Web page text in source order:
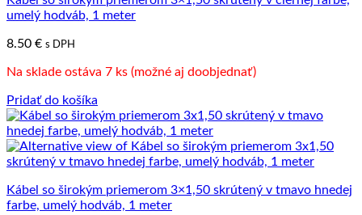
umelý hodváb, 1 meter
8.50 € s DPH
Na sklade ostáva 7 ks (možné aj doobjednať)
Pridať do košíka
Kábel so širokým priemerom 3×1,50 skrútený v tmavo hnedej
farbe, umelý hodváb, 1 meter